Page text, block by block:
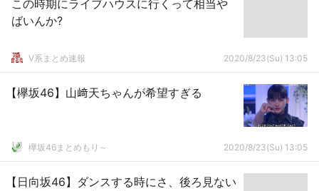
この時期にライブハウスに行くって相当や
ばいんか?
V系まとめ速報 2020/8/23(Su) 13:05
【欅坂46】山﨑天ちゃんが希望すぎる
欅坂46まとめもり～ 2020/8/23(Su) 13:05
【日向坂46】ダンスする時にさ、後ろ見ない